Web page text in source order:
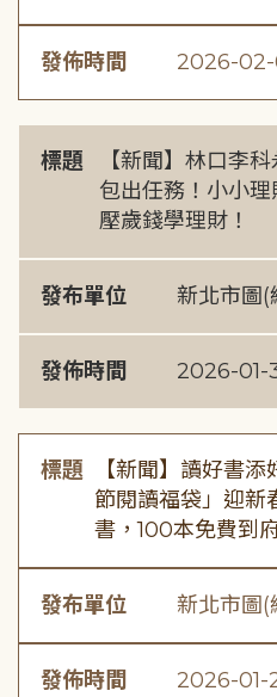
發佈時間 2026-
標題
【新聞】林口李
包出任務！小小
壓歲錢學理財！
發布單位 新北市圖(
發佈時間 2026-01-
標題
【新聞】讀好書
節閱讀福袋」迎新
書，100本免費到
發布單位 新北市圖(
發佈時間 2026-01-